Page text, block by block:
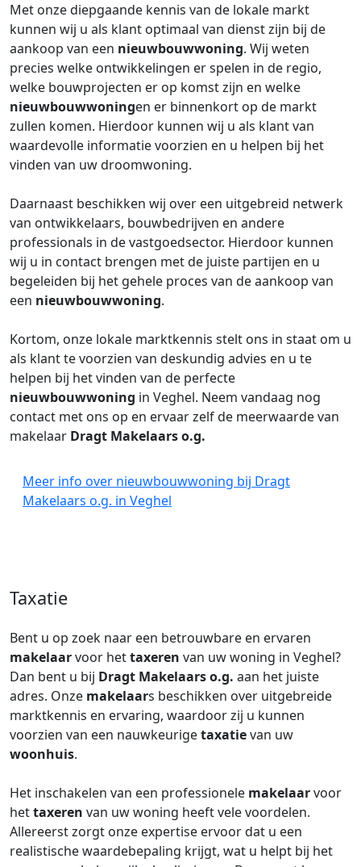
Met onze diepgaande kennis van de lokale markt
kunnen wij u als klant optimaal van dienst zijn bij de
aankoop van een nieuwbouwwoning. Wij weten
precies welke ontwikkelingen er spelen in de regio,
welke bouwprojecten er op komst zijn en welke
nieuwbouwwoningen er binnenkort op de markt
zullen komen. Hierdoor kunnen wij u als klant van
waardevolle informatie voorzien en u helpen bij het
vinden van uw droomwoning.
Daarnaast beschikken wij over een uitgebreid netwerk
van ontwikkelaars, bouwbedrijven en andere
professionals in de vastgoedsector. Hierdoor kunnen
wij u in contact brengen met de juiste partijen en u
begeleiden bij het gehele proces van de aankoop van
een nieuwbouwwoning.
Kortom, onze lokale marktkennis stelt ons in staat om u
als klant te voorzien van deskundig advies en u te
helpen bij het vinden van de perfecte
nieuwbouwwoning in Veghel. Neem vandaag nog
contact met ons op en ervaar zelf de meerwaarde van
makelaar Dragt Makelaars o.g.
Meer info over nieuwbouwwoning bij Dragt
Makelaars o.g. in Veghel
Taxatie
Bent u op zoek naar een betrouwbare en ervaren
makelaarvoor hettaxeren van uw woning in Veghel?
Dan bent u bij Dragt Makelaars o.g. aan het juiste
adres. Onze makelaars beschikken over uitgebreide
marktkennis en ervaring, waardoor zij u kunnen
voorzien van een nauwkeurigetaxatievan uw
woonhuis.
Het inschakelen van een professionele makelaarvoor
hettaxeren van uw woning heeft vele voordelen.
Allereerst zorgt onze expertise ervoor dat u een
realistische waardebepaling krijgt, wat u helpt bij het